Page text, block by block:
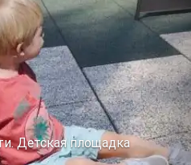
Детская площадка